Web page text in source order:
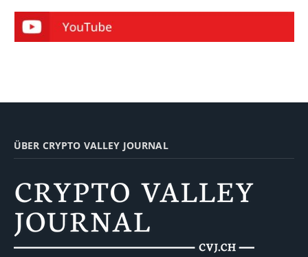
ÜBER CRYPTO VALLEY JOURNAL